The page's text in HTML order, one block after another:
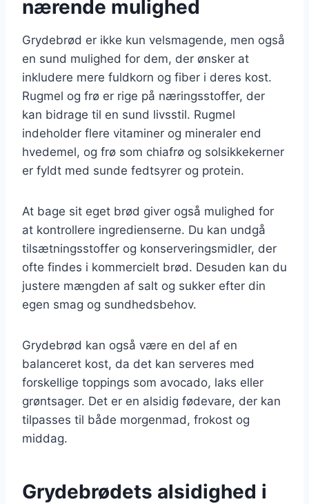
nærende mulighed
Grydebrød er ikke kun velsmagende, men også
en sund mulighed for dem, der ønsker at
inkludere mere fuldkorn og fiber i deres kost.
Rugmel og frø er rige på næringsstoffer, der
kan bidrage til en sund livsstil. Rugmel
indeholder flere vitaminer og mineraler end
hvedemel, og frø som chiafrø og solsikkekerner
er fyldt med sunde fedtsyrer og protein.
At bage sit eget brød giver også mulighed for
at kontrollere ingredienserne. Du kan undgå
tilsætningsstoffer og konserveringsmidler, der
ofte findes i kommercielt brød. Desuden kan du
justere mængden af salt og sukker efter din
egen smag og sundhedsbehov.
Grydebrød kan også være en del af en
balanceret kost, da det kan serveres med
forskellige toppings som avocado, laks eller
grøntsager. Det er en alsidig fødevare, der kan
tilpasses til både morgenmad, frokost og
middag.
Grydebrødets alsidighed i